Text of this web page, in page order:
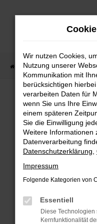
Zum
Startseite
Beim Laden ist ein
Hier sind ein paar
Wir nutzen Cookies,
Nutzung unserer
Kommunikation mit
berücksichtigen
verarbeiten Daten für
wenn Sie uns Ihre
einem späteren
Sie die Einwilligung
Weitere Informationen
Datenverarbeitung
Datenschutzerklärung
Impressum
Folgende Kategorien von
Essentiell
Diese
Kernfunktionalität